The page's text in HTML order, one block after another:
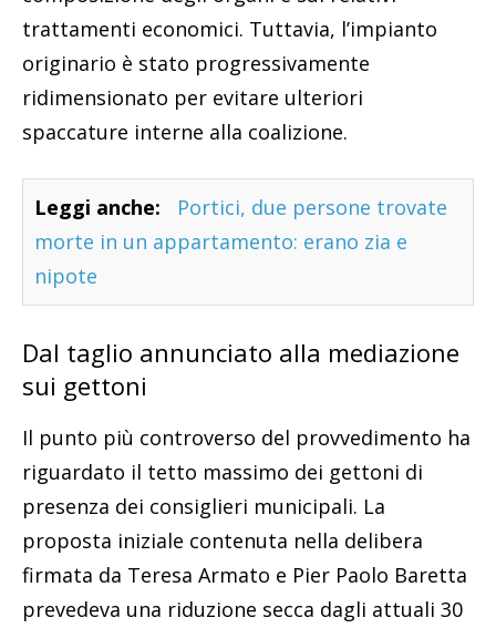
trattamenti economici. Tuttavia, l’impianto
originario è stato progressivamente
ridimensionato per evitare ulteriori
spaccature interne alla coalizione.
Leggi anche:
Portici, due persone trovate
morte in un appartamento: erano zia e
nipote
Dal taglio annunciato alla mediazione
sui gettoni
Il punto più controverso del provvedimento ha
riguardato il tetto massimo dei gettoni di
presenza dei consiglieri municipali. La
proposta iniziale contenuta nella delibera
firmata da Teresa Armato e Pier Paolo Baretta
prevedeva una riduzione secca dagli attuali 30